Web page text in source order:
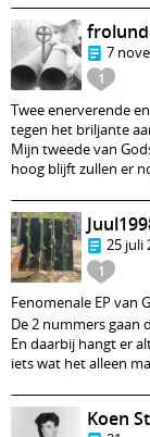
1
7
Twee enerverende
tegen het briljante
Mijn tweede van
hoog blijft zullen er
1
25 juli
Fenomenale EP van
De 2 nummers gaan
En daarbij hangt er
iets wat het alleen
Koen St